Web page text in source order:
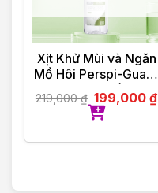
Xịt Khử Mùi và Ngăn
Mồ Hôi Perspi-Guard
Hiệu Quả Tối Ưu
30ml
219,000₫ 199,000₫